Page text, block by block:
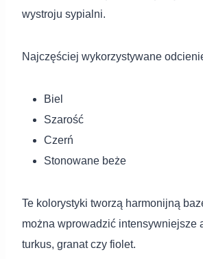
wystroju sypialni.
Najczęściej wykorzystywane
Biel
Szarość
Czerń
Stonowane beże
Te kolorystyki tworzą harmonijną
można wprowadzić intensywniejsze
turkus, granat czy fiolet.